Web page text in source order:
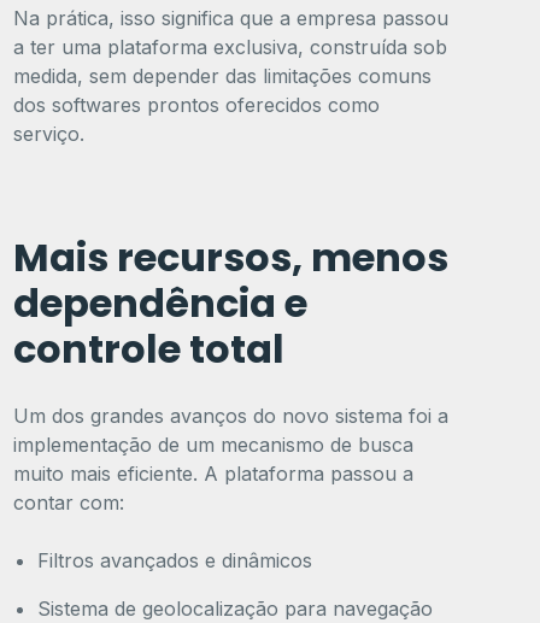
Na prática, isso significa que a empresa passou
a ter uma plataforma exclusiva, construída sob
medida, sem depender das limitações comuns
dos softwares prontos oferecidos como
serviço.
Mais recursos, menos
dependência e
controle total
Um dos grandes avanços do novo sistema foi a
implementação de um mecanismo de busca
muito mais eficiente. A plataforma passou a
contar com:
Filtros avançados e dinâmicos
Sistema de geolocalização para navegação